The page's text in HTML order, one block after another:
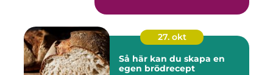
27. okt
Så här kan du skapa en
egen brödrecept